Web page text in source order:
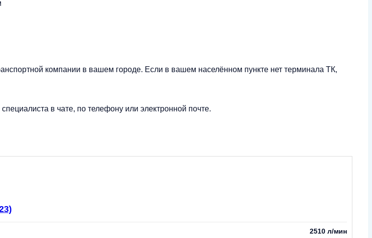
компании в вашем городе. Если в вашем населённом пункте нет терминала ТК,
в чате, по телефону или электронной почте.
2510 л/мин